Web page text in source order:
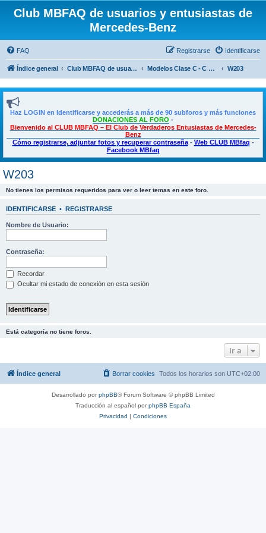
Club MBFAQ de usuarios y entusiastas de
Mercedes-Benz
FAQ Identificarse
Registrarse
Índice general Club MBFAQ de usuarios y entusiastas de Mercedes Benz Modelos Clase C - C Coupé - CLE W203
Haz LOGIN en Identificarse y accederás a más de 90 subforos y más funciones
DONACIONES AL FORO -
Bienvenido al CLUB MBFAQ – El Club de Verdaderos Entusiastas de Mercedes-
Benz
Cómo registrarse, adjuntar fotos y recuperar contraseña- Web CLUB MBfaq -
Facebook MBfaq
W203
No tienes los permisos requeridos para ver o leer temas en este foro.
IDENTIFICARSE • REGISTRARSE
Nombre de Usuario:
Contraseña:
Recordar
Ocultar mi estado de conexión en esta sesión
Está categoría no tiene foros.
Ir a
Índice general Todos los horarios son UTC+02:00
Borrar cookies
Desarrollado porphpBB® Forum Software © phpBB Limited
Traducción al español porphpBB España
Privacidad | Condiciones